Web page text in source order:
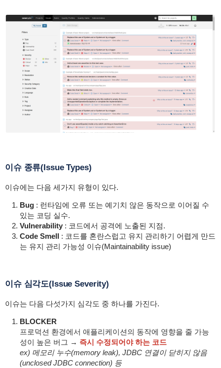
이슈 종류(Issue Types)
이슈에는 다음 세가지 유형이 있다.
Bug: 런타임에 오류 또는 예기치 않은 동작으로 이어질 수
있는 코딩 실수.
Vulnerability : 코드에서 공격에 노출된 지점.
Code Smell : 코드를 혼란스럽고 유지 관리하기 어렵게 만드
는 유지 관리 가능성 이슈(Maintainability issue)
이슈 심각도(Issue Severity)
이슈는 다음 다섯가지 심각도 중 하나를 가진다.
BLOCKER
프로덕션 환경에서 애플리케이션의 동작에 영향을 줄 가능
성이 높은 버그 → 즉시 수정되어야 하는 코드
ex) 메모리 누수(memory leak), JDBC 연결이 닫히지 않음
(unclosed JDBC connection) 등